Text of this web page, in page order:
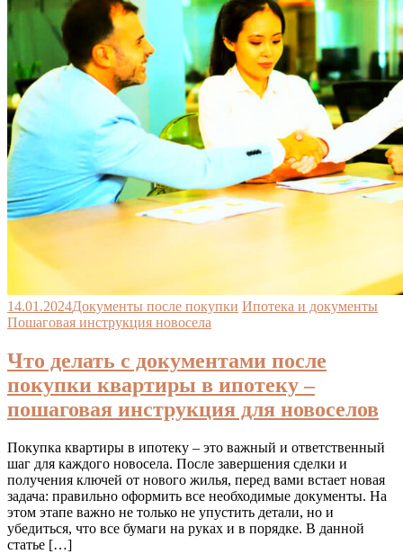
14.01.2024Документы после покупки Ипотека и документы
Пошаговая инструкция новосела
Что делать с документами после
покупки квартиры в ипотеку –
пошаговая инструкция для новоселов
Покупка квартиры в ипотеку – это важный и ответственный
шаг для каждого новосела. После завершения сделки и
получения ключей от нового жилья, перед вами встает новая
задача: правильно оформить все необходимые документы. На
этом этапе важно не только не упустить детали, но и
убедиться, что все бумаги на руках и в порядке. В данной
статье […]